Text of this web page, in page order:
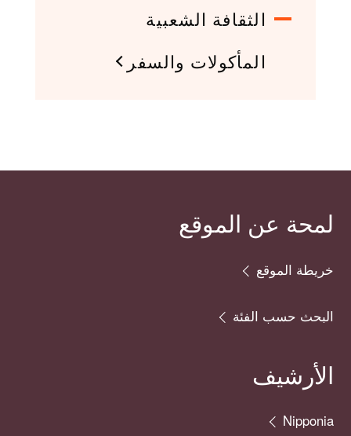
الثقافة الشعبية
المأكولات والسفر
لمحة عن الموقع
خريطة الموقع
البحث حسب الفئة
الأرشيف
Nipponia